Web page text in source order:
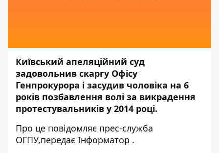
Київський апеляційний суд
задовольнив скаргу Офісу
Генпрокурора і засудив чоловіка на 6
років позбавлення волі за викрадення
протестувальників у 2014 році.
Про це повідомляє прес-служба
ОГПУ,передає Інформатор .